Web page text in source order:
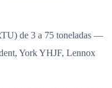
de 3 a 75 toneladas —
York YHJF, Lennox